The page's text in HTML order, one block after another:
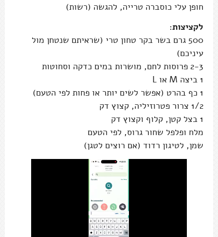
חופן עלי כוסברה טרייה, להגשה (רשות)
לקציצות:
500 גרם בשר בקר טחון טרי (שראיתם שנטחן מול
עיניכם)
2-3 פרוסות לחם, מושרות במים כדקה וסחוטות
1 ביצה M או L
1 כף בהרט (אפשר לשים יותר או פחות לפי הטעם)
1/2 צרור פטרוזיליה, קצוץ דק
1 בצל קטן, קלוף וקצוץ דק
מלח ופלפל שחור גרוס, לפי הטעם
שמן, לטיגון רדוד (אם רוצים לטגן)